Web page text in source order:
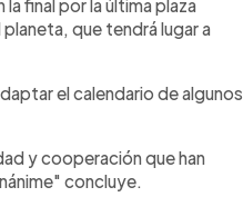
final por la última plaza
que tendrá lugar a
el calendario de algunos
y cooperación que han
concluye.